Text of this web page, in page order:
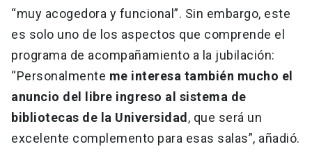
“muy acogedora y funcional”. Sin embargo, este
es solo uno de los aspectos que comprende el
programa de acompañamiento a la jubilación:
“Personalmente me interesa también mucho el
anuncio del libre ingreso al sistema de
bibliotecas de la Universidad , que será un
excelente complemento para esas salas”, añadió.